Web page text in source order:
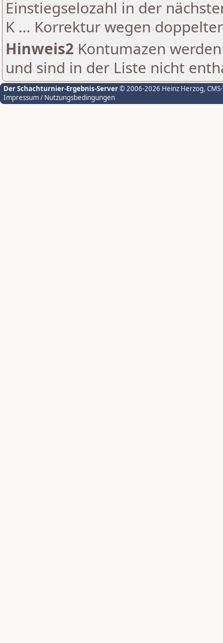
Einstiegselozahl in der
K ... Korrektur wegen
Hinweis2 Kontumazen
und sind in der Liste nicht
Der Schachturnier-Ergebnis-Server© 2006-2026 Heinz Herzog,
Impressum / Nutzungsbedingungen